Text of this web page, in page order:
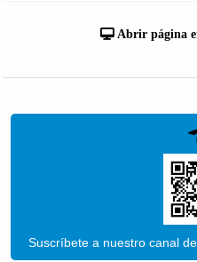
Abrir página
Suscríbete a nuestro canal